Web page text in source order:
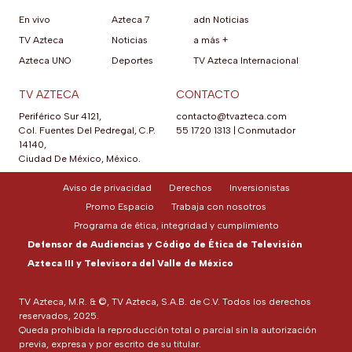
En vivo
TV Azteca
Azteca UNO
Azteca 7
Noticias
Deportes
adn Noticias
a más +
TV Azteca Internacional
TV AZTECA
Periférico Sur 4121,
Col. Fuentes Del Pedregal, C.P.
14140,
Ciudad De México, México.
CONTACTO
contacto@tvazteca.com
55 1720 1313
Conmutador
TV Azteca, M.R. & ©, TV Azteca, S.A.B. de C.V. Todos los derechos
reservados, 2025.
Queda prohibida la reproducción total o parcial sin la autorización
previa, expresa y por escrito de su titular.
Aviso de privacidad Derechos
Inversionistas
Promo Espacio
Trabaja con nosotros
Programa de ética, integridad y cumplimiento
Defensor de Audiencias y Código de Ética de Televisión
Azteca III y Televisora del Valle de México